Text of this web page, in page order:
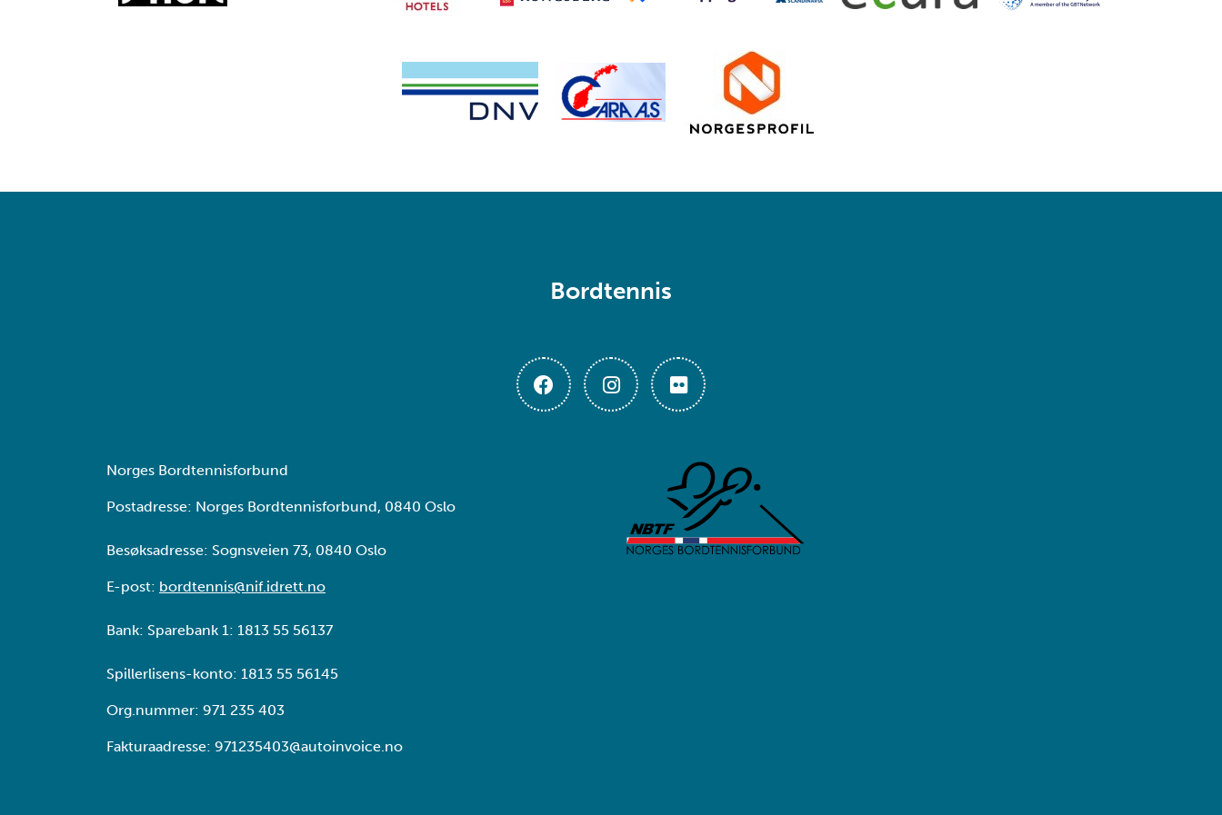
Bordtennis
Norges Bordtennisforbund
Postadresse: Norges Bordtennisforbund, 0840 Oslo
Besøksadresse: Sognsveien 73, 0840 Oslo
E-post: bordtennis@nif.idrett.no
Bank: Sparebank 1: 1813 55 56137
Spillerlisens-konto: 1813 55 56145
Org.nummer: 971 235 403
Fakturaadresse: 971235403@autoinvoice.no